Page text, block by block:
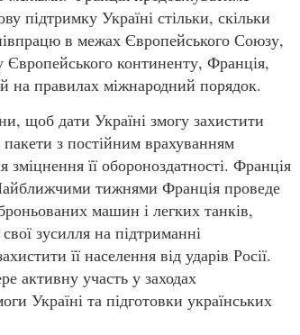
підтримку Україні стільки, скільки
в межах Європейського Союзу,
континенту, Франція,
на правилах міжнародний порядок.
щоб дати Україні змогу захистити
пакети з постійним врахуванням
її обороноздатності. Франція
тижнями Франція проведе
машин і легких танків,
зусилля на підтриманні
її населення від ударів Росії.
активну участь у заходах
Україні та підготовки українських